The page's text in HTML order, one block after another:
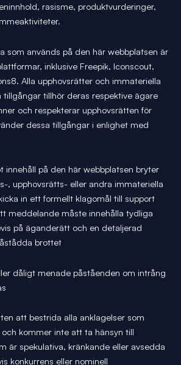
rasisme, produktvurderinger,
som används på den här webbplatsen är
inklusive Freepik, Iconscout,
Alla upphovsrätter och immateriella
tillhör deras respektive ägare
och respekterar upphovsrätten för
dessa tillgångar i enlighet med
innehåll på den här webbplatsen bryter
, upphovsrätts- eller andra immateriella
in ett formellt klagomål till support
meddelande måste innehålla tydliga
på äganderätt och en detaljerad
brottet
dåligt menade påståenden om intrång
att bestrida alla anklagelser som
kommer inte att ta hänsyn till
är spekulativa, kränkande eller avsedda
konkurrens eller nominell